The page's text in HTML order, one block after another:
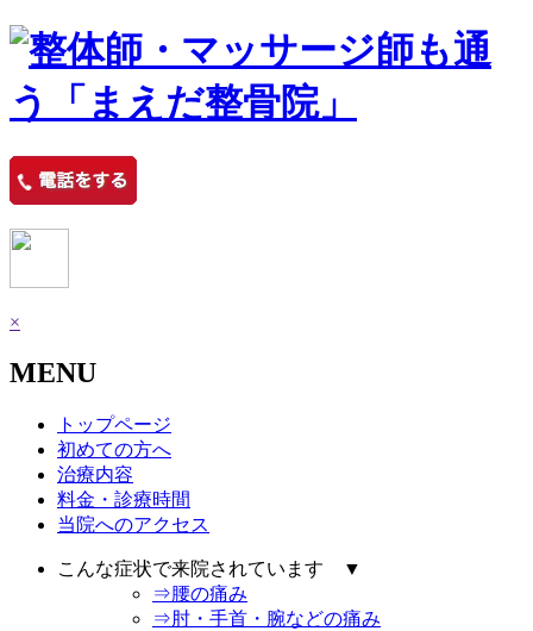
×
MENU
トップページ
初めての方へ
治療内容
料金・診療時間
当院へのアクセス
こんな症状で来院されています ▼
⇒腰の痛み
⇒肘・手首・腕などの痛み